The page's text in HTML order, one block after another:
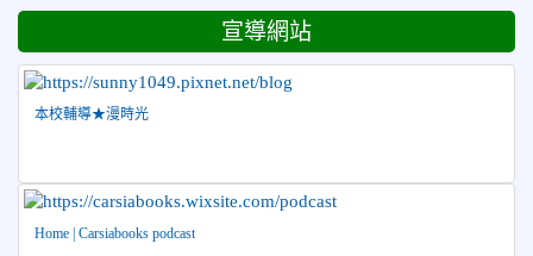
跆拳道品勢錦標賽 榮獲佳績！
2026-06-30 檢送「花蓮縣115學年度推動國民中學充實校安
人力聯合甄選簡章」1份，敬請協助公告周知，請查照。
2026-06-29
榮譽
2026-06-16
榮譽
賀 本校跆拳道隊參加115年第三十三屆全
國少年跆拳道錦標賽 榮獲佳績！
2026-06-10
宣導網站
本校輔導★漫時光
Home | Carsiabooks podcast